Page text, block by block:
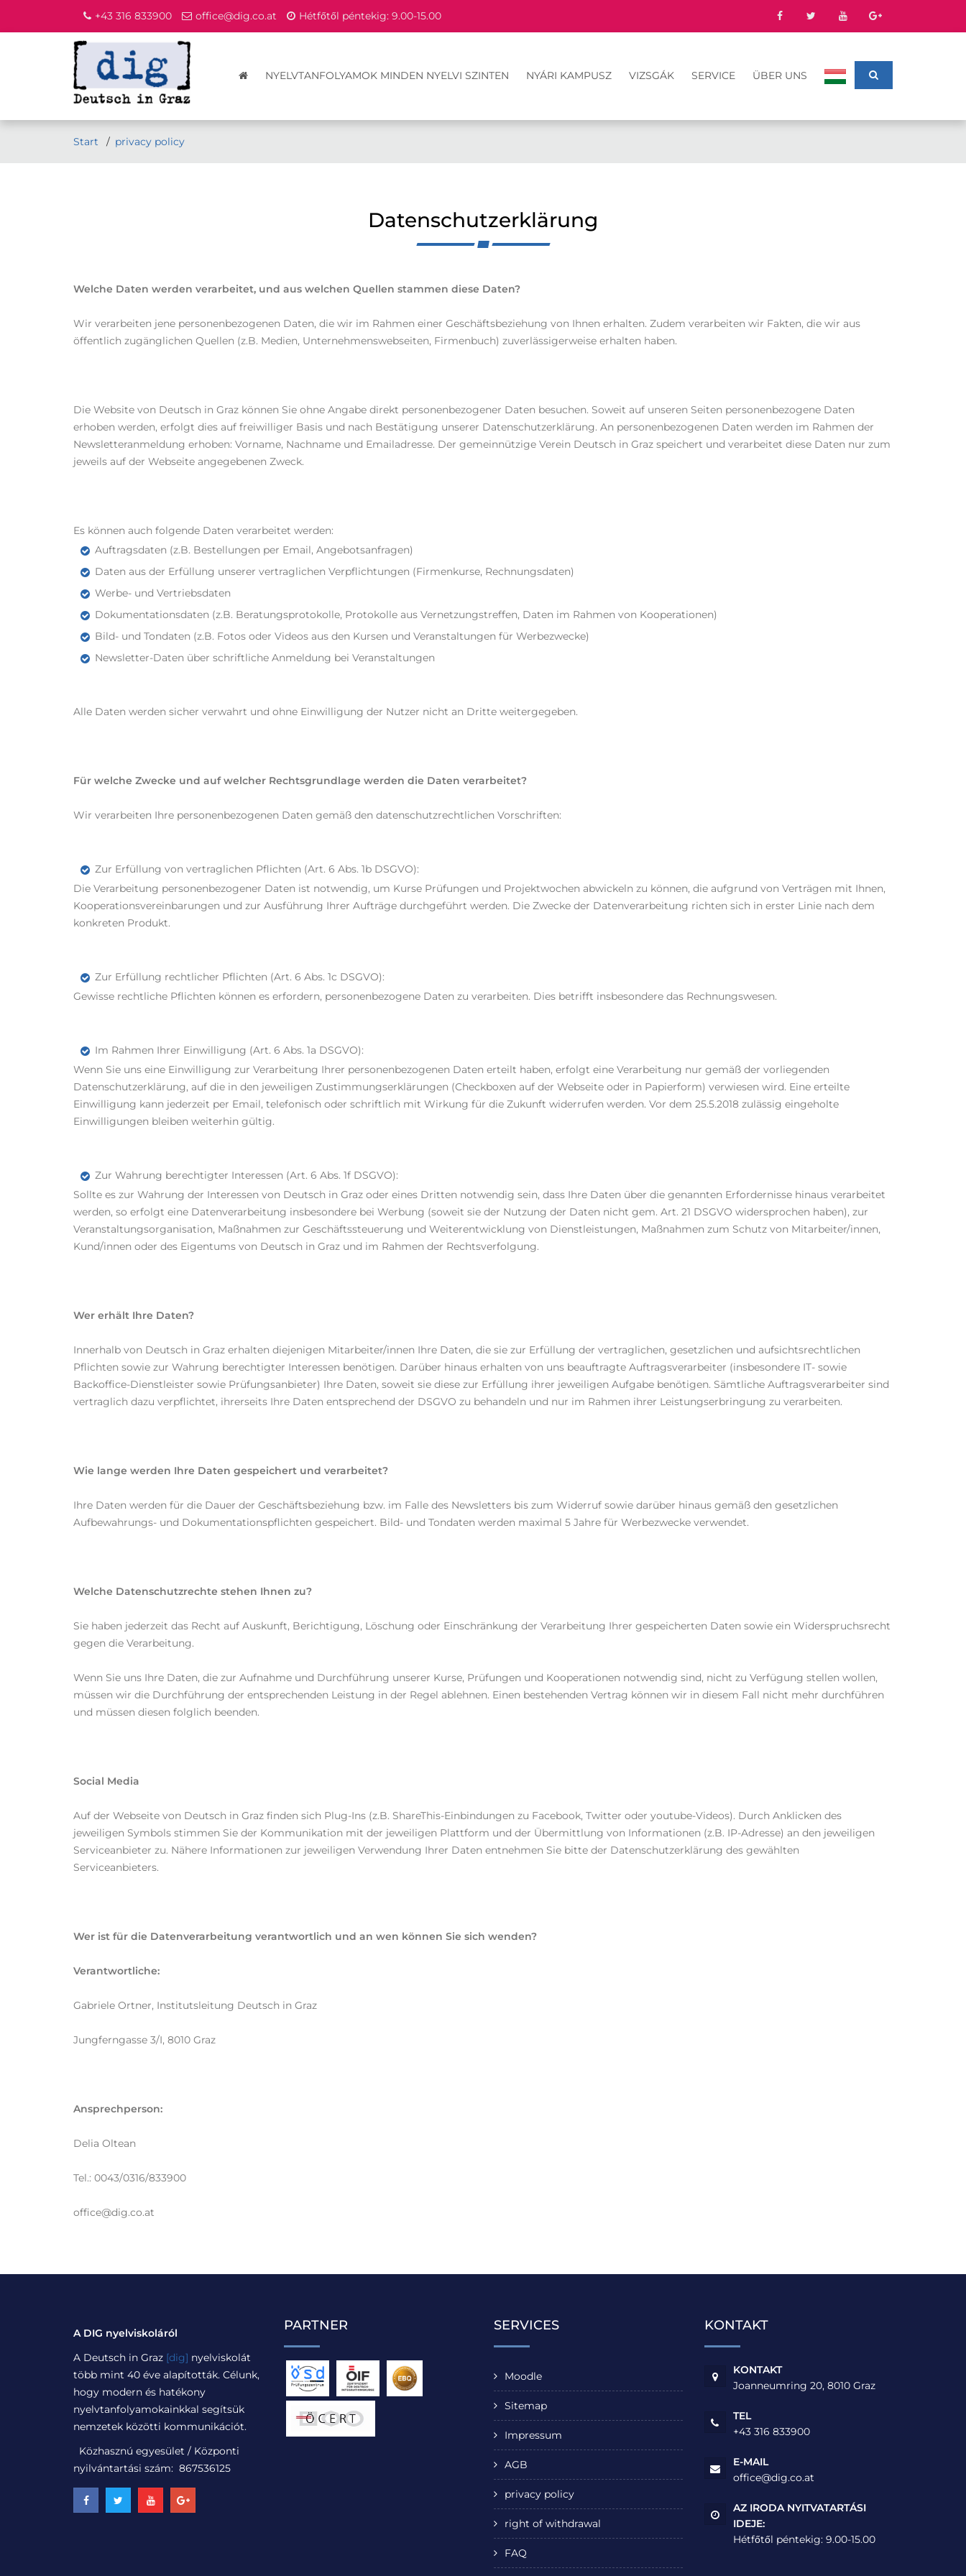
+43 316 833900 office@dig.co.at Hétfőtől péntekig: 9.00-15.00
NYELVTANFOLYAMOK MINDEN NYELVI SZINTEN NYÁRI KAMPUSZ VIZSGÁK SERVICE ÜBER UNS
Start privacy policy
Datenschutzerklärung
Welche Daten werden verarbeitet, und aus welchen Quellen stammen diese Daten?
Wir verarbeiten jene personenbezogenen Daten, die wir im Rahmen einer Geschäftsbeziehung von Ihnen erhalten. Zudem verarbeiten wir Fakten, die wir aus
öffentlich zugänglichen Quellen (z.B. Medien, Unternehmenswebseiten, Firmenbuch) zuverlässigerweise erhalten haben.
Die Website von Deutsch in Graz können Sie ohne Angabe direkt personenbezogener Daten besuchen. Soweit auf unseren Seiten personenbezogene Daten
erhoben werden, erfolgt dies auf freiwilliger Basis und nach Bestätigung unserer Datenschutzerklärung. An personenbezogenen Daten werden im Rahmen der
Newsletteranmeldung erhoben: Vorname, Nachname und Emailadresse. Der gemeinnützige Verein Deutsch in Graz speichert und verarbeitet diese Daten nur zum
jeweils auf der Webseite angegebenen Zweck.
Es können auch folgende Daten verarbeitet werden:
Auftragsdaten (z.B. Bestellungen per Email, Angebotsanfragen)
Daten aus der Erfüllung unserer vertraglichen Verpflichtungen (Firmenkurse, Rechnungsdaten)
Werbe- und Vertriebsdaten
Dokumentationsdaten (z.B. Beratungsprotokolle, Protokolle aus Vernetzungstreffen, Daten im Rahmen von Kooperationen)
Bild- und Tondaten (z.B. Fotos oder Videos aus den Kursen und Veranstaltungen für Werbezwecke)
Newsletter-Daten über schriftliche Anmeldung bei Veranstaltungen
Alle Daten werden sicher verwahrt und ohne Einwilligung der Nutzer nicht an Dritte weitergegeben.
Für welche Zwecke und auf welcher Rechtsgrundlage werden die Daten verarbeitet?
Wir verarbeiten Ihre personenbezogenen Daten gemäß den datenschutzrechtlichen Vorschriften:
Zur Erfüllung von vertraglichen Pflichten (Art. 6 Abs. 1b DSGVO):
Die Verarbeitung personenbezogener Daten ist notwendig, um Kurse Prüfungen und Projektwochen abwickeln zu können, die aufgrund von Verträgen mit Ihnen,
Kooperationsvereinbarungen und zur Ausführung Ihrer Aufträge durchgeführt werden. Die Zwecke der Datenverarbeitung richten sich in erster Linie nach dem
konkreten Produkt.
Zur Erfüllung rechtlicher Pflichten (Art. 6 Abs. 1c DSGVO):
Gewisse rechtliche Pflichten können es erfordern, personenbezogene Daten zu verarbeiten. Dies betrifft insbesondere das Rechnungswesen.
Im Rahmen Ihrer Einwilligung (Art. 6 Abs. 1a DSGVO):
Wenn Sie uns eine Einwilligung zur Verarbeitung Ihrer personenbezogenen Daten erteilt haben, erfolgt eine Verarbeitung nur gemäß der vorliegenden
Datenschutzerklärung, auf die in den jeweiligen Zustimmungserklärungen (Checkboxen auf der Webseite oder in Papierform) verwiesen wird. Eine erteilte
Einwilligung kann jederzeit per Email, telefonisch oder schriftlich mit Wirkung für die Zukunft widerrufen werden. Vor dem 25.5.2018 zulässig eingeholte
Einwilligungen bleiben weiterhin gültig.
Zur Wahrung berechtigter Interessen (Art. 6 Abs. 1f DSGVO):
Sollte es zur Wahrung der Interessen von Deutsch in Graz oder eines Dritten notwendig sein, dass Ihre Daten über die genannten Erfordernisse hinaus verarbeitet
werden, so erfolgt eine Datenverarbeitung insbesondere bei Werbung (soweit sie der Nutzung der Daten nicht gem. Art. 21 DSGVO widersprochen haben), zur
Veranstaltungsorganisation, Maßnahmen zur Geschäftssteuerung und Weiterentwicklung von Dienstleistungen, Maßnahmen zum Schutz von Mitarbeiter/innen,
Kund/innen oder des Eigentums von Deutsch in Graz und im Rahmen der Rechtsverfolgung.
Wer erhält Ihre Daten?
Innerhalb von Deutsch in Graz erhalten diejenigen Mitarbeiter/innen Ihre Daten, die sie zur Erfüllung der vertraglichen, gesetzlichen und aufsichtsrechtlichen
Pflichten sowie zur Wahrung berechtigter Interessen benötigen. Darüber hinaus erhalten von uns beauftragte Auftragsverarbeiter (insbesondere IT- sowie
Backoffice-Dienstleister sowie Prüfungsanbieter) Ihre Daten, soweit sie diese zur Erfüllung ihrer jeweiligen Aufgabe benötigen. Sämtliche Auftragsverarbeiter sind
vertraglich dazu verpflichtet, ihrerseits Ihre Daten entsprechend der DSGVO zu behandeln und nur im Rahmen ihrer Leistungserbringung zu verarbeiten.
Wie lange werden Ihre Daten gespeichert und verarbeitet?
Ihre Daten werden für die Dauer der Geschäftsbeziehung bzw. im Falle des Newsletters bis zum Widerruf sowie darüber hinaus gemäß den gesetzlichen
Aufbewahrungs- und Dokumentationspflichten gespeichert. Bild- und Tondaten werden maximal 5 Jahre für Werbezwecke verwendet.
Welche Datenschutzrechte stehen Ihnen zu?
Sie haben jederzeit das Recht auf Auskunft, Berichtigung, Löschung oder Einschränkung der Verarbeitung Ihrer gespeicherten Daten sowie ein Widerspruchsrecht
gegen die Verarbeitung.
Wenn Sie uns Ihre Daten, die zur Aufnahme und Durchführung unserer Kurse, Prüfungen und Kooperationen notwendig sind, nicht zu Verfügung stellen wollen,
müssen wir die Durchführung der entsprechenden Leistung in der Regel ablehnen. Einen bestehenden Vertrag können wir in diesem Fall nicht mehr durchführen
und müssen diesen folglich beenden.
Social Media
Auf der Webseite von Deutsch in Graz finden sich Plug-Ins (z.B. ShareThis-Einbindungen zu Facebook, Twitter oder youtube-Videos). Durch Anklicken des
jeweiligen Symbols stimmen Sie der Kommunikation mit der jeweiligen Plattform und der Übermittlung von Informationen (z.B. IP-Adresse) an den jeweiligen
Serviceanbieter zu. Nähere Informationen zur jeweiligen Verwendung Ihrer Daten entnehmen Sie bitte der Datenschutzerklärung des gewählten
Serviceanbieters.
Wer ist für die Datenverarbeitung verantwortlich und an wen können Sie sich wenden?
Verantwortliche:
Gabriele Ortner, Institutsleitung Deutsch in Graz
Jungferngasse 3/I, 8010 Graz
Ansprechperson:
Delia Oltean
Tel.: 0043/0316/833900
office@dig.co.at
A DIG nyelviskoláról
A Deutsch in Graz [dig] nyelviskolát
több mint 40 éve alapították. Célunk,
hogy modern és hatékony
nyelvtanfolyamokainkkal segítsük
nemzetek közötti kommunikációt.
Közhasznú egyesület / Központi
nyilvántartási szám: 867536125
PARTNER SERVICES
Moodle
Sitemap
Impressum
AGB
privacy policy
right of withdrawal
FAQ
KONTAKT
KONTAKT
Joanneumring 20, 8010 Graz
TEL
+43 316 833900
E-MAIL
office@dig.co.at
AZ IRODA NYITVATARTÁSI
IDEJE:
Hétfőtől péntekig: 9.00-15.00